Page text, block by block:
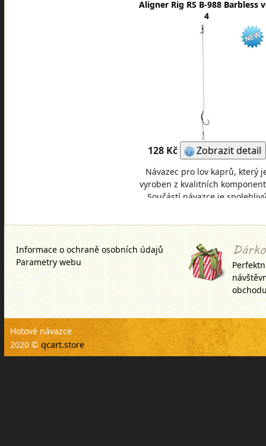
Aligner Rig RS B-988 Barbless
4
128 Kč Zobrazit detail
Návazec pro lov kaprů, který
vyroben z kvalitních
Součástí návazce je spolehlivý
Informace o ochraně osobních údajů
Parametry webu
Hotové návazce
2020 © qcart.store